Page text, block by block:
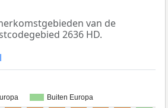
van de
2636 HD.
Buiten Europa